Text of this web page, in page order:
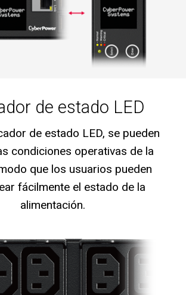
de estado LED
de estado LED, se pueden
condiciones operativas de la
que los usuarios pueden
fácilmente el estado de la
alimentación.